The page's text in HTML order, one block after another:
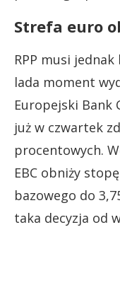
Strefa euro
RPP musi
lada moment
Europejski Bank
już w czwartek
procentowych.
EBC obniży
bazowego do
taka decyzja od